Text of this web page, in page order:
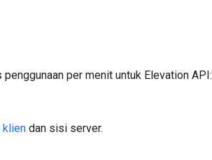
per menit untuk Elevation API:
dan sisi server.